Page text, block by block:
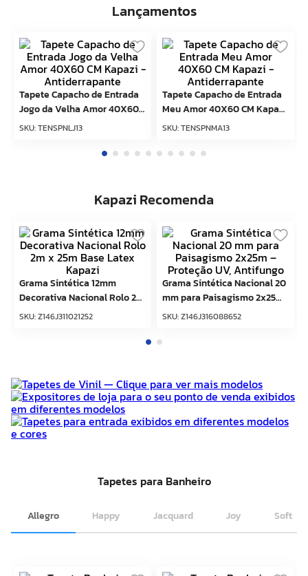
Lançamentos
Tapete Capacho de Entrada
Jogo da Velha Amor 40X60
CM Kapazi - Antiderrapante
SKU:TENSPNLJ13
Tapete Capacho de Entrada
Meu Amor 40X60 CM Kapazi
- Antiderrapante
SKU:TENSPNMA13
Kapazi Recomenda
Grama Sintética 12mm
Decorativa Nacional Rolo 2m
x 25m Base Latex Kapazi
SKU:Z146J311021252
Grama Sintética Nacional 20
mm para Paisagismo 2x25m
– Proteção UV, Antifungo
SKU:Z146J316088652
Tapetes para Banheiro
Allegro Happy Jacquard Joy Soft